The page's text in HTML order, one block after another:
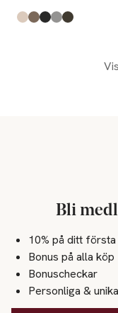
Produkten finns i
Off White,
Brown,
Black,
Lt Grey Melange
Army,
Bli
10% på ditt
Bonus på alla köp
Bonuscheckar
Personliga &